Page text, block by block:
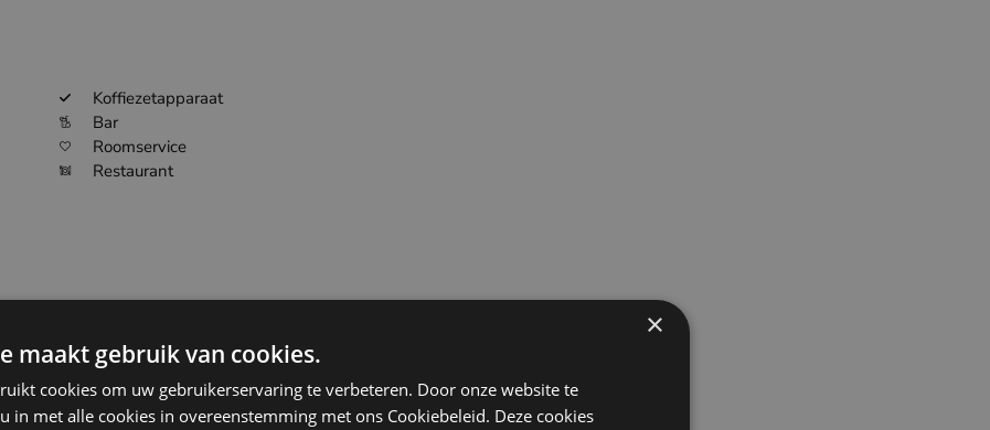
Koffiezetapparaat
Bar
Roomservice
Restaurant
code Distance
48.4km
×
maakt gebruik van cookies.
cookies om uw gebruikerservaring te verbeteren. Door onze website te
in met alle cookies in overeenstemming met ons Cookiebeleid. Deze cookies